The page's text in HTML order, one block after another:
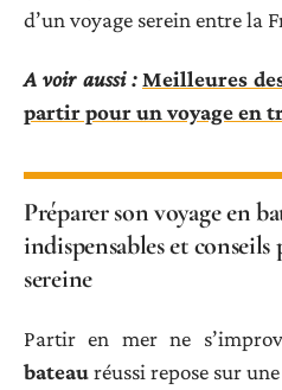
d’un voyage serein entre la
A voir aussi : Meilleures
partir pour un voyage en
Préparer son voyage en
indispensables et conseils
sereine
Partir en mer ne
bateauréussi repose sur